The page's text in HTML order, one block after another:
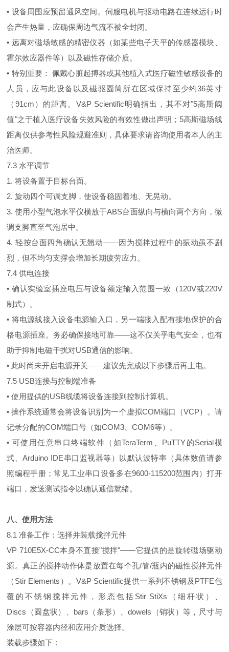
• 设备周围应预留通风空间。伺服电机与驱动电路在连续运行时
会产生热量，应确保周边气流不被全封闭。
• 远离对磁场敏感的精密仪器（如某些电子天平的传感器模块、
霍尔效应器件等）以及磁性存储介质。
• 特别重要： 佩戴心脏起搏器或其他植入式医疗磁性敏感设备的
人员，应与此设备以及磁驱圆筒所在区域保持至少约36英寸
（91cm）的距离。V&P Scientific明确指出，其不对"5高斯阈
值"之于植入医疗设备失效风险的有效性做出声明；5高斯磁场线
距离仅供参考性风险规避准则，具体要求请咨询使用者本人的主
治医师。
7.3 水平调节
1. 将设备置于目标台面。
2. 旋动四个可调支脚，使设备稳固着地、无晃动。
3. 使用小型气泡水平仪横放于ABS台面纵向与横向两个方向，微
调支脚直至气泡居中。
4. 轻按台面四角确认无翘动——因为搅拌过程中的振动虽不剧
烈，但不均匀支撑会增加长期疲劳应力。
7.4 供电连接
• 确认实验室插座电压与设备额定输入范围一致（120V或220V
制式）。
• 将电源线接入设备电源输入口，另一端接入配有接地保护的合
格电源插座。务必确保接地可靠——这不仅关乎电气安全，也有
助于抑制电磁干扰对USB通信的影响。
• 此时尚未开启电源开关——建议先完成以下步骤后再上电。
7.5 USB连接与控制端准备
• 使用提供的USB线缆将设备连接到控制计算机。
• 操作系统通常会将设备识别为一个虚拟COM端口（VCP）。请
记录分配的COM端口号（如COM3、COM6等）。
• 可使用任意串口终端软件（如TeraTerm、PuTTY的Serial模
式、Arduino IDE串口监视器等）以默认波特率（具体数值请参
照编程手册；常见工业串口设备多在9600-115200范围内）打开
端口，发送测试指令以确认通信就绪。
八、使用方法
8.1 准备工作：选择并装载搅拌元件
VP 710E5X-CC本身不直接"搅拌"——它提供的是旋转磁场驱动
源。真正的搅拌动作体是放置在每个孔/管/瓶内的磁性搅拌元件
（Stir Elements）。V&P Scientific提供一系列不锈钢及PTFE包
覆的不锈钢搅拌元件，形态包括Stir StiXs（细杆状）、
Discs（圆盘状）、bars（条形）、dowels（销状）等，尺寸与
涂层可按容器内径和应用介质选择。
装载步骤如下：